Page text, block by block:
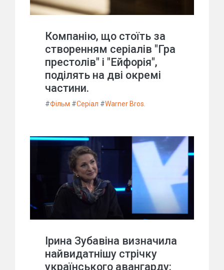
Компанію, що стоїть за
створенням серіалів "Гра
престолів" і "Ейфорія",
поділять на дві окремі
частини.
#Фільм #Серіал #Warner Bros.
Ірина Зубавіна визначила
найвидатнішу стрічку
українського авангарду: